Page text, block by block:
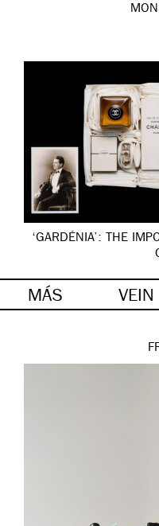
‘GARDÉNIA’: THE
MÁS VEIN